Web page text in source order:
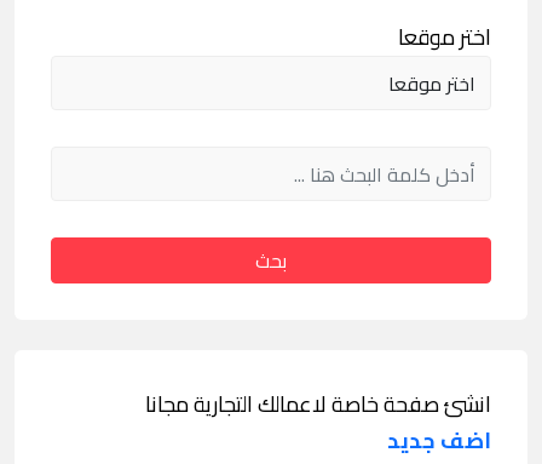
اختر موقعا
بحث
انشئ صفحة خاصة لاعمالك التجارية مجانا
اضف جديد